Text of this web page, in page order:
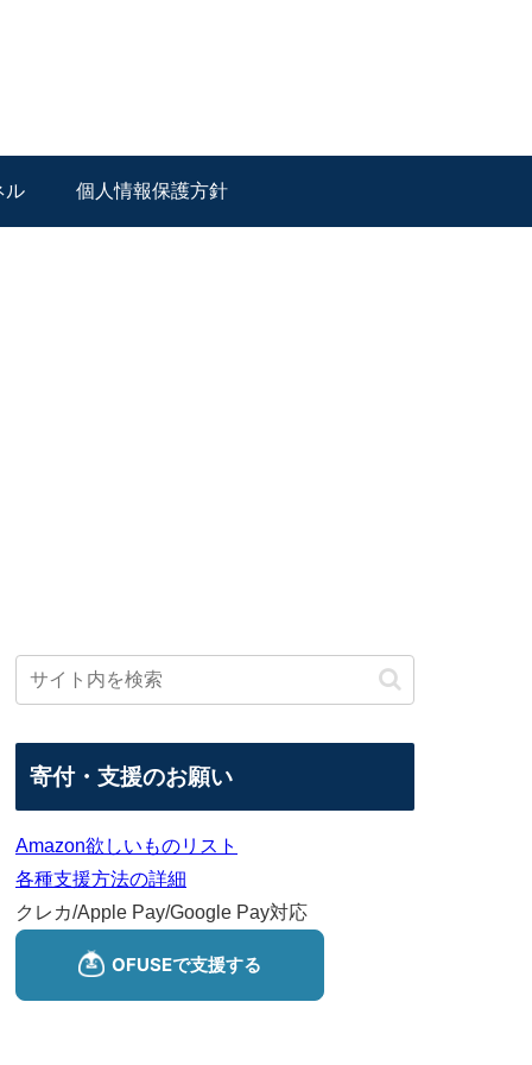
ル 個人情報保護方針
寄付・支援のお願い
Amazon欲しいものリスト
各種支援方法の詳細
クレカ/Apple Pay/Google Pay対応